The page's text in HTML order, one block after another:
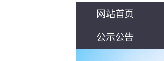
网站首页
公示公告